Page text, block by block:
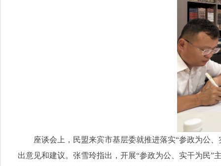
座谈会上，民盟来宾市基层委就推进落实“参政为公
出意见和建议。张雪玲指出，开展“参政为公、实干为民”